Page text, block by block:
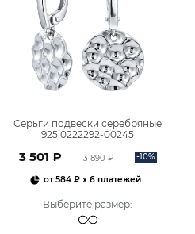
Серьги подвески серебряные
925 0222292-00245
3 501 ₽ 3 890 ₽ -10%
от584 ₽ x 6 платежей
Выберите размер: